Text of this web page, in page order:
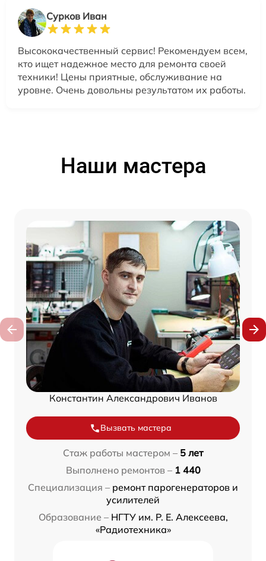
Сурков Иван
Высококачественный сервис! Рекомендуем всем,
кто ищет надежное место для ремонта своей
техники! Цены приятные, обслуживание на
уровне. Очень довольны результатом их работы.
Наши мастера
Константин Александрович Иванов
Вызвать мастера
Стаж работы мастером – 5 лет
Выполнено ремонтов – 1 440
Специализация – ремонт парогенераторов и
усилителей
Образование – НГТУ им. Р. Е. Алексеева,
«Радиотехника»